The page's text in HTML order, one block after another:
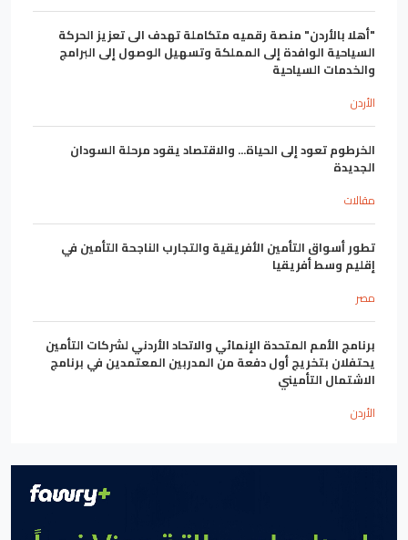
"أهلا بالأردن" منصة رقميه متكاملة تهدف الى تعزيز الحركة
السياحية الوافدة إلى المملكة وتسهيل الوصول إلى البرامج
والخدمات السياحية
الأردن
الخرطوم تعود إلى الحياة... والاقتصاد يقود مرحلة السودان
الجديدة
مقالات
تطور أسواق التأمين الأفريقية والتجارب الناجحة التأمين في
إقليم وسط أفريقيا
مصر
برنامج الأمم المتحدة الإنمائي والاتحاد الأردني لشركات التأمين
يحتفلان بتخريج أول دفعة من المدربين المعتمدين في برنامج
الاشتمال التأميني
الأردن